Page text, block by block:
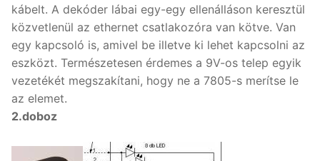
kábelt. A dekóder lábai egy-egy ellenálláson keresztül
közvetlenül az ethernet csatlakozóra van kötve. Van
egy kapcsoló is, amivel be illetve ki lehet kapcsolni az
eszközt. Természetesen érdemes a 9V-os telep egyik
vezetékét megszakítani, hogy ne a 7805-s merítse le
az elemet.
2.doboz